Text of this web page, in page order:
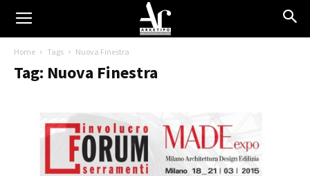
Home Tags Nuova Finestra
Tag: Nuova Finestra